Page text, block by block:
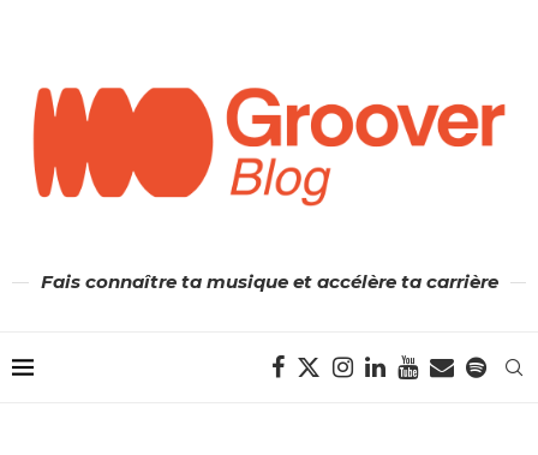
Fais connaître ta musique et accélère ta carrière